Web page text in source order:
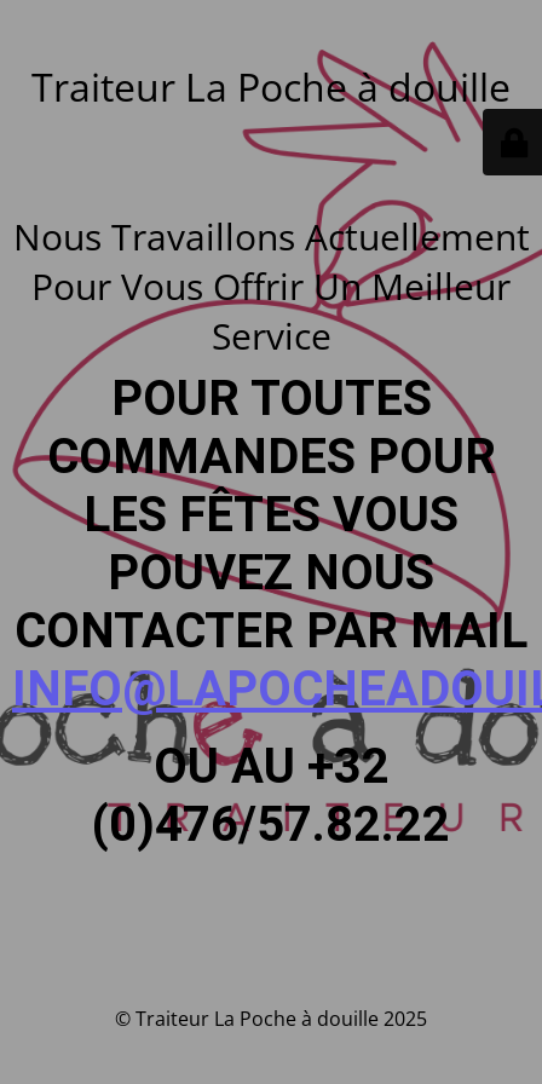
Traiteur La Poche à douille
Nous Travaillons Actuellement
Pour Vous Offrir Un Meilleur
Service
POUR TOUTES
COMMANDES POUR
LES FÊTES VOUS
POUVEZ NOUS
CONTACTER PAR MAIL
OU AU +32
(0)476/57.82.22
© Traiteur La Poche à douille 2025